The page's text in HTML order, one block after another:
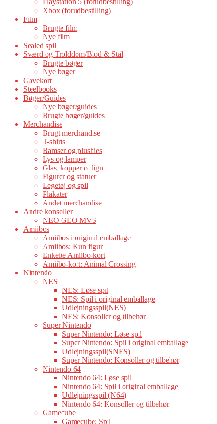
Playstation 5 (forudbestilling)
Xbox (forudbestilling)
Film
Brugte film
Nye film
Sealed spil
Sværd og Trolddom/Blod & Stål
Brugte bøger
Nye bøger
Gavekort
Steelbooks
Bøger/Guides
Nye bøger/guides
Brugte bøger/guides
Merchandise
Brugt merchandise
T-shirts
Bamser og plushies
Lys og lamper
Glas, kopper o. lign
Figurer og statuer
Legetøj og spil
Plakater
Andet merchandise
Andre konsoller
NEO GEO MVS
Amiibos
Amiibos i original emballage
Amiibos: Kun figur
Enkelte Amiibo-kort
Amiibo-kort: Animal Crossing
Nintendo
NES
NES: Løse spil
NES: Spil i original emballage
Udlejningsspil(NES)
NES: Konsoller og tilbehør
Super Nintendo
Super Nintendo: Løse spil
Super Nintendo: Spil i original emballage
Udlejningsspil(SNES)
Super Nintendo: Konsoller og tilbehør
Nintendo 64
Nintendo 64: Løse spil
Nintendo 64: Spil i original emballage
Udlejningsspil (N64)
Nintendo 64: Konsoller og tilbehør
Gamecube
Gamecube: Spil